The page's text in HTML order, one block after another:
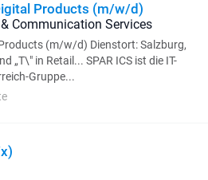
Products (m/w/d)
Communication Services
(m/w/d) Dienstort: Salzburg,
„T\" in Retail... SPAR ICS ist die IT-
Gruppe...